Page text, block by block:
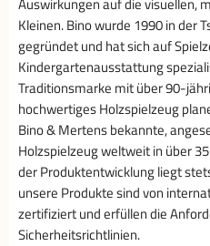
Kleinen. Bino wurde 1990 in der
gegründet und hat sich auf
Kindergartenausstattung
Traditionsmarke mit über 90-
hochwertiges Holzspielzeug
Bino & Mertens bekannte,
Holzspielzeug weltweit in über
der Produktentwicklung liegt
unsere Produkte sind von
zertifiziert und erfüllen die
Sicherheitsrichtlinien.